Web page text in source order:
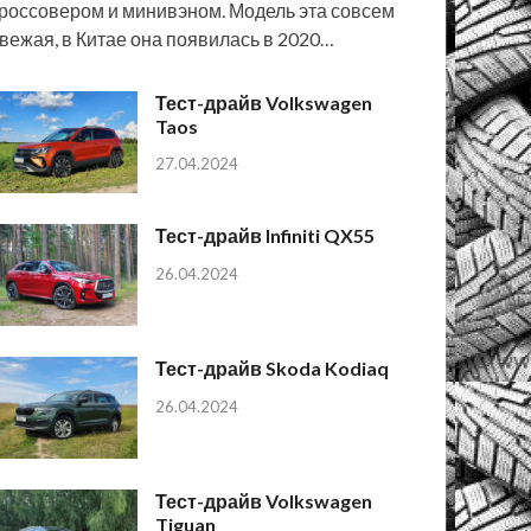
и минивэном. Модель эта совсем
в Китае она появилась в 2020…
Тест-драйв Volkswagen
Taos
27.04.2024
Тест-драйв Infiniti QX55
26.04.2024
Тест-драйв Skoda Kodiaq
26.04.2024
Тест-драйв Volkswagen
Tiguan